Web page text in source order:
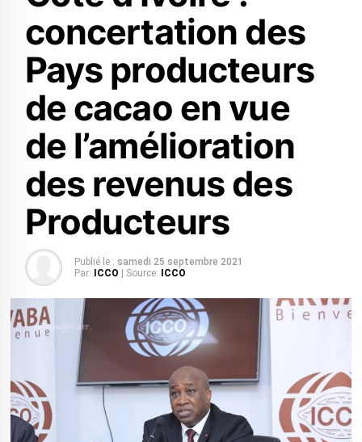
concertation des
Pays producteurs
de cacao en vue
de l’amélioration
des revenus des
Producteurs
Publié le : samedi 25 septembre 2021
Par:
ICCO | Source: ICCO